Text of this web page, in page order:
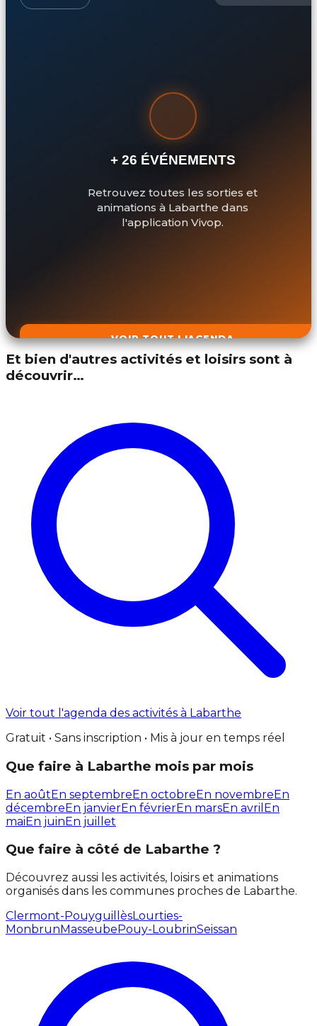
+ 26 ÉVÉNEMENTS
Retrouvez toutes les sorties et
animations à Labarthe dans
l'application Vivop.
VOIR TOUT L'AGENDA
Et bien d'autres activités et loisirs sont à
découvrir…
Voir tout l'agenda des activités à Labarthe
Gratuit • Sans inscription • Mis à jour en temps réel
Que faire à Labarthe mois par mois
En aoûtEn septembreEn octobreEn novembreEn
décembreEn janvierEn févrierEn marsEn avril En
maiEn juinEn juillet
Que faire à côté de Labarthe ?
Découvrez aussi les activités, loisirs et animations
organisés dans les communes proches de Labarthe.
Clermont-PouyguillèsLourties-
MonbrunMasseubePouy-LoubrinSeissan